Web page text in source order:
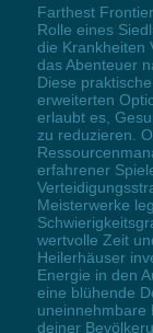
Farthest
Rolle eines
die Krankheiten
das Abenteuer
Diese
erweiterten
erlaubt es,
zu reduzieren.
erfahrener
Meisterwerke
wertvolle Zeit
Heilerhäuser
Energie in den
eine blühende
uneinnehmbare
deiner